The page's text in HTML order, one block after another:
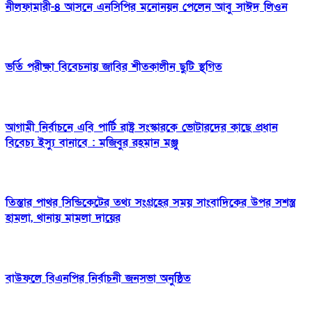
নীলফামারী-৪ আসনে এনসিপির মনোনয়ন পেলেন আবু সাঈদ লিওন
ভর্তি পরীক্ষা বিবেচনায় জাবির শীতকালীন ছুটি স্থগিত
আগামী নির্বাচনে এবি পার্টি রাষ্ট্র সংস্কারকে ভোটারদের কাছে প্রধান
বিবেচ্য ইস্যু বানাবে : মজিবুর রহমান মঞ্জু
তিস্তার পাথর সিন্ডিকেটের তথ্য সংগ্রহের সময় সাংবাদিকের উপর সশস্ত্র
হামলা, থানায় মামলা দায়ের
বাউফলে বিএনপির নির্বাচনী জনসভা অনুষ্ঠিত